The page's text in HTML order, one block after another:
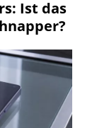
Ist das